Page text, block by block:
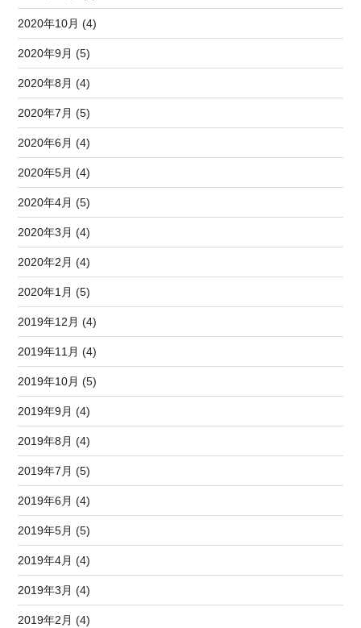
2020年10月 (4)
2020年9月 (5)
2020年8月 (4)
2020年7月 (5)
2020年6月 (4)
2020年5月 (4)
2020年4月 (5)
2020年3月 (4)
2020年2月 (4)
2020年1月 (5)
2019年12月 (4)
2019年11月 (4)
2019年10月 (5)
2019年9月 (4)
2019年8月 (4)
2019年7月 (5)
2019年6月 (4)
2019年5月 (5)
2019年4月 (4)
2019年3月 (4)
2019年2月 (4)